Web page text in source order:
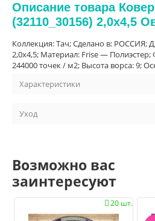
Описание товара
(32110_30156) 2,0х4,5
Коллекция: Тач; Сделано в: РОССИЯ;
2,0х4,5; Материал: Frise —
244000 точек / м2; Высота ворса: 9;
Характеристики
Уход
Возможно вас
заинтересуют
20 шт.
